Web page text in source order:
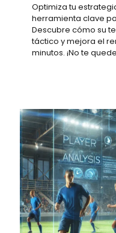
Optimiza tu
herramienta clave
Descubre cómo su
táctico y mejora el
minutos. ¡No te